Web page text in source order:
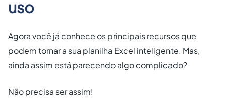
uso
Agora você já conhece os principais recursos que
podem tornar a sua planilha Excel inteligente. Mas,
ainda assim está parecendo algo complicado?
Não precisa ser assim!